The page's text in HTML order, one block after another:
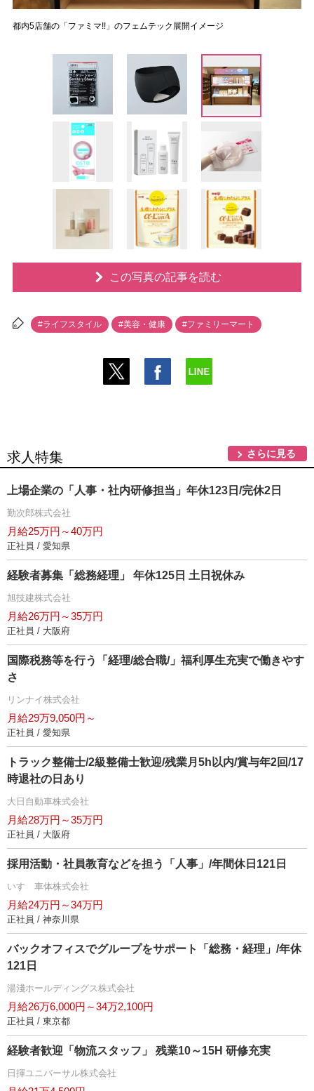
都内5店舗の「ファミマ!!」のフェムテック展開イメージ
この写真の記事を読む
#ライフスタイル #美容・健康 #ファミリーマート
求人特集 さらに見る
上場企業の「人事・社内研修担当」年休123日/完休2日
勤次郎株式会社
月給25万円～40万円
正社員 / 愛知県
経験者募集「総務経理」 年休125日 土日祝休み
旭技建株式会社
月給26万円～35万円
正社員 / 大阪府
国際税務等を行う「経理/総合職/」福利厚生充実で働きやす
さ
リンナイ株式会社
月給29万9,050円～
正社員 / 愛知県
トラック整備士/2級整備士歓迎/残業月5h以内/賞与年2回/17
時退社の日あり
大日自動車株式会社
月給28万円～35万円
正社員 / 大阪府
採用活動・社員教育などを担う「人事」/年間休日121日
いすゞ車体株式会社
月給24万円～34万円
正社員 / 神奈川県
バックオフィスでグループをサポート「総務・経理」/年休
121日
湯淺ホールディングス株式会社
月給26万6,000円～34万2,100円
正社員 / 東京都
経験者歓迎「物流スタッフ」 残業10～15H 研修充実
日揮ユニバーサル株式会社